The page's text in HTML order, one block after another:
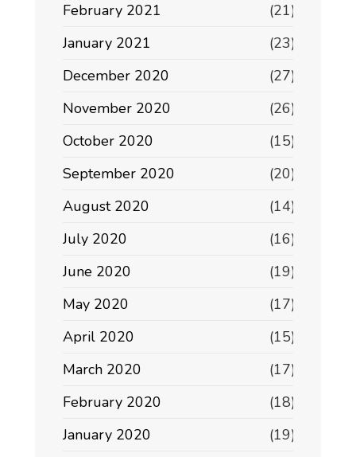
February 2021
(21)
January 2021
(23)
December 2020
(27)
November 2020
(26)
October 2020
(15)
September 2020
(20)
August 2020
(14)
July 2020
(16)
June 2020
(19)
May 2020
(17)
April 2020
(15)
March 2020
(17)
February 2020
(18)
January 2020
(19)